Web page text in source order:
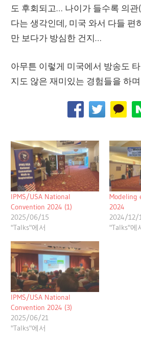
도 후회되고… 나이가 들수록 의
다는 생각인데, 미국 와서 다들 편
만 보다가 방심한 건지…
아무튼 이렇게 미국에서 방송도
지도 않은 재미있는 경험들을 하
IPMS/USA National
Convention 2024 (1)
2025/06/15
"Talks"에서
Modeling
2024
2024/12/
"Talks"에
IPMS/USA National
Convention 2024 (3)
2025/06/21
"Talks"에서